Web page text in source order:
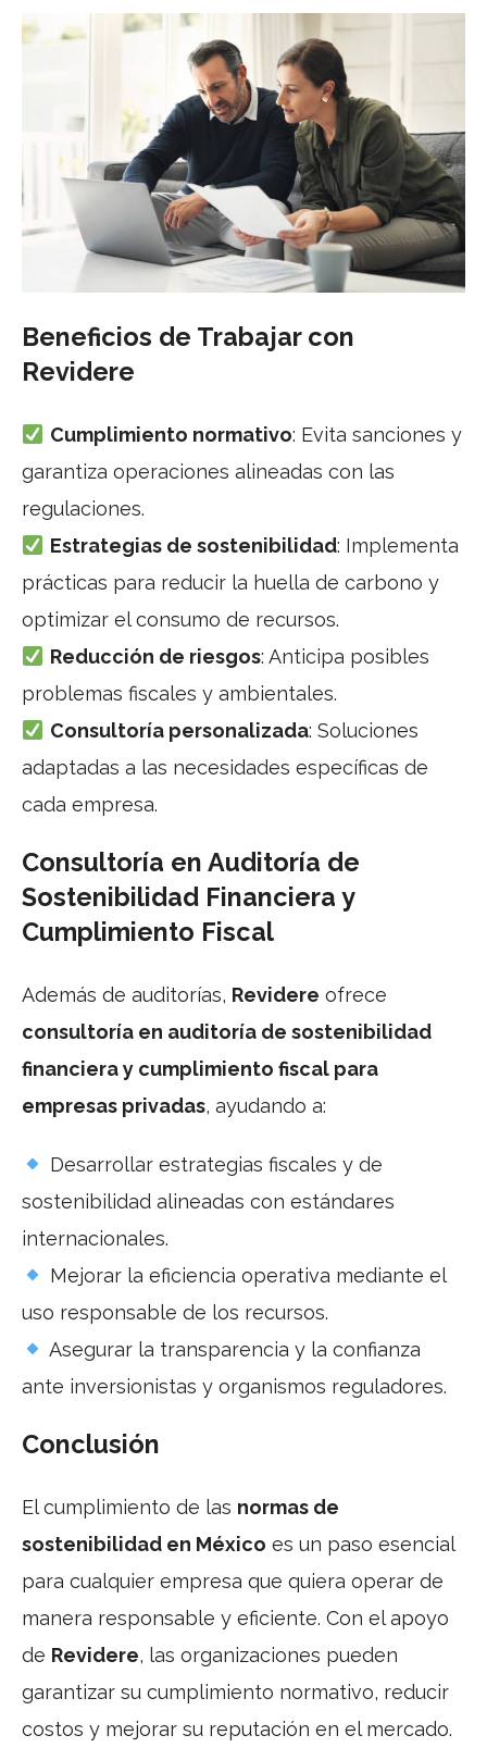
Beneficios de Trabajar con
Revidere
Cumplimiento normativo: Evita sanciones y
garantiza operaciones alineadas con las
regulaciones.
Estrategias de sostenibilidad: Implementa
prácticas para reducir la huella de carbono y
optimizar el consumo de recursos.
Reducción de riesgos: Anticipa posibles
problemas fiscales y ambientales.
Consultoría personalizada: Soluciones
adaptadas a las necesidades específicas de
cada empresa.
Consultoría en Auditoría de
Sostenibilidad Financiera y
Cumplimiento Fiscal
Además de auditorías, Revidere ofrece
consultoría en auditoría de sostenibilidad
financiera y cumplimiento fiscal para
empresas privadas, ayudando a:
Desarrollar estrategias fiscales y de
sostenibilidad alineadas con estándares
internacionales.
Mejorar la eficiencia operativa mediante el
uso responsable de los recursos.
Asegurar la transparencia y la confianza
ante inversionistas y organismos reguladores.
Conclusión
El cumplimiento de las normas de
sostenibilidad en México es un paso esencial
para cualquier empresa que quiera operar de
manera responsable y eficiente. Con el apoyo
de Revidere, las organizaciones pueden
garantizar su cumplimiento normativo, reducir
costos y mejorar su reputación en el mercado.